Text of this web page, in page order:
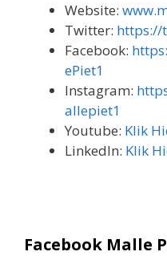
Website:
Twitter: https://
Facebook:
ePiet1
Instagram:
allepiet1
Youtube: Klik
LinkedIn: Klik
Facebook Malle